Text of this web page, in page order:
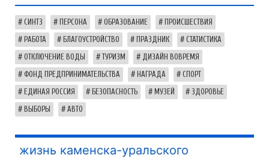
СИНТЗ ПЕРСОНА ОБРАЗОВАНИЕ ПРОИСШЕСТВИЯ
РАБОТА БЛАГОУСТРОЙСТВО ПРАЗДНИК СТАТИСТИКА
ОТКЛЮЧЕНИЕ ВОДЫ ТУРИЗМ ДИЗАЙН ВОВРЕМЯ
ФОНД ПРЕДПРИНИМАТЕЛЬСТВА НАГРАДА СПОРТ
ЕДИНАЯ РОССИЯ БЕЗОПАСНОСТЬ МУЗЕЙ ЗДОРОВЬЕ
ВЫБОРЫ АВТО
жизнь каменска-уральского